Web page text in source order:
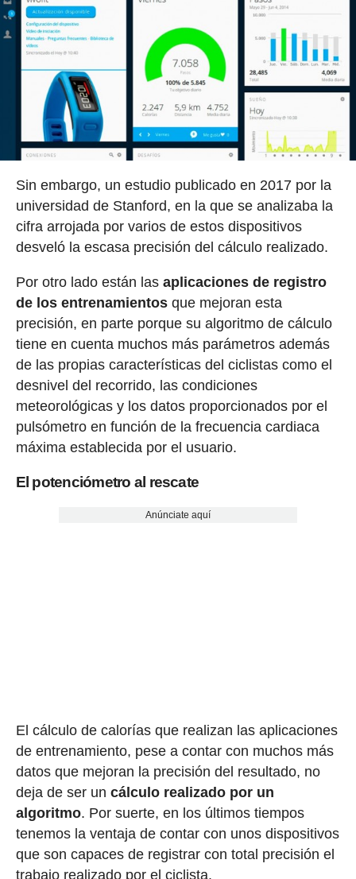
Sin embargo, un estudio publicado en 2017 por la
universidad de Stanford, en la que se analizaba la
cifra arrojada por varios de estos dispositivos
desveló la escasa precisión del cálculo realizado.
Por otro lado están las aplicaciones de registro
de los entrenamientosque mejoran esta
precisión, en parte porque su algoritmo de cálculo
tiene en cuenta muchos más parámetros además
de las propias características del ciclistas como el
desnivel del recorrido, las condiciones
meteorológicas y los datos proporcionados por el
pulsómetro en función de la frecuencia cardiaca
máxima establecida por el usuario.
El potenciómetro al rescate
Anúnciate aquí
El cálculo de calorías que realizan las aplicaciones
de entrenamiento, pese a contar con muchos más
datos que mejoran la precisión del resultado, no
deja de ser un cálculo realizado por un
algoritmo. Por suerte, en los últimos tiempos
tenemos la ventaja de contar con unos dispositivos
que son capaces de registrar con total precisión el
trabajo realizado por el ciclista.